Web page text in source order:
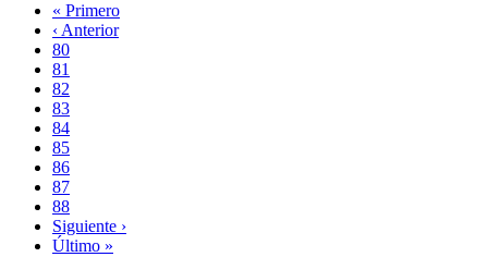
Paginación
Primera
página
« Primero
Página
anterior
‹ Anterior
Page
80
Page
81
Page
82
Page
83
Página
actual
84
Page
85
Page
86
Page
87
Page
88
Siguiente
página
Siguiente ›
Última
Último »